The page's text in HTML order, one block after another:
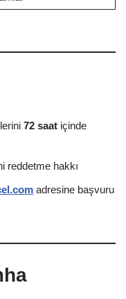
72 saat içinde
reddetme hakkı
adresine başvuru